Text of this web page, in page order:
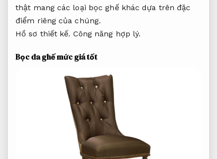
thật mang các loại bọc ghế khác dựa trên đặc
điểm riêng của chúng.
Hồ sơ thiết kế. Công năng hợp lý.
Bọc da ghế mức giá tốt